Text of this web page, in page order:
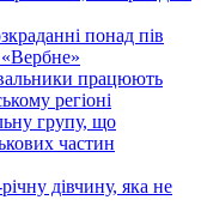
понад пів
працюють
регіоні
групу, що
частин
дівчину, яка не